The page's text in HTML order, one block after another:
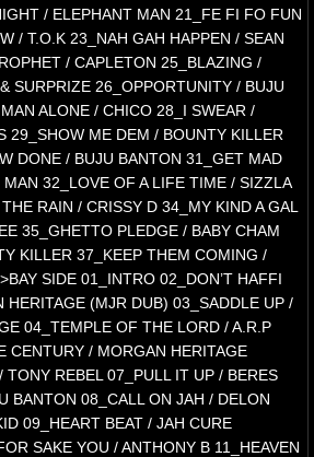
/ ELEPHANT MAN 21_FE FI FO FUN
/ T.O.K 23_NAH GAH HAPPEN / SEAN
/ CAPLETON 25_BLAZING /
SURPRIZE 26_OPPORTUNITY / BUJU
ALONE / CHICO 28_I SWEAR /
29_SHOW ME DEM / BOUNTY KILLER
DONE / BUJU BANTON 31_GET MAD
MAN 32_LOVE OF A LIFE TIME / SIZZLA
RAIN / CRISSY D 34_MY KIND A GAL
35_GHETTO PLEDGE / BABY CHAM
KILLER 37_KEEP THEM COMING /
SIDE 01_INTRO 02_DON’T HAFFI
HERITAGE (MJR DUB) 03_SADDLE UP /
04_TEMPLE OF THE LORD / A.R.P
CENTURY / MORGAN HERITAGE
TONY REBEL 07_PULL IT UP / BERES
BANTON 08_CALL ON JAH / DELON
09_HEART BEAT / JAH CURE
SAKE YOU / ANTHONY B 11_HEAVEN